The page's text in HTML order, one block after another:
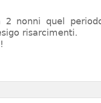
2 nonni quel
risarcimenti.